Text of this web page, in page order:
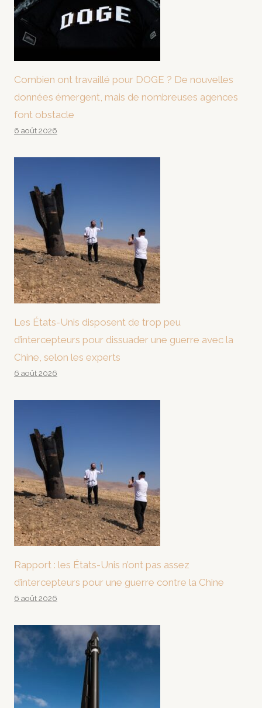
Combien ont travaillé pour DOGE ? De nouvelles
données émergent, mais de nombreuses agences
font obstacle
6 août 2026
Les États-Unis disposent de trop peu
d’intercepteurs pour dissuader une guerre avec la
Chine, selon les experts
6 août 2026
Rapport : les États-Unis n’ont pas assez
d’intercepteurs pour une guerre contre la Chine
6 août 2026